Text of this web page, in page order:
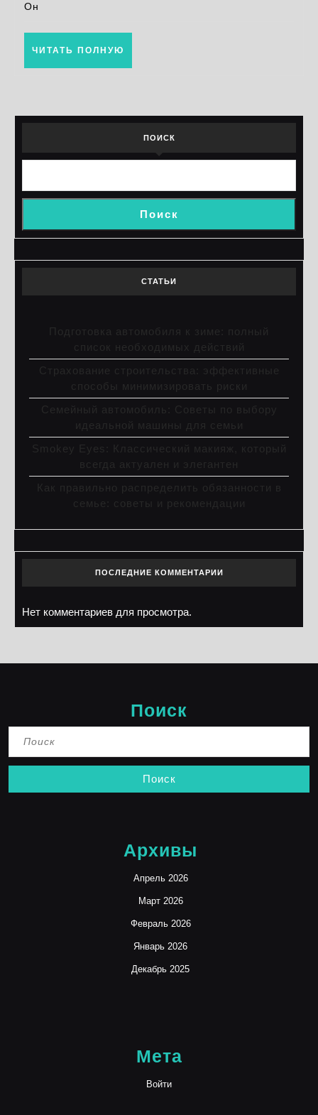
Он
ЧИТАТЬ ПОЛНУЮ
ПОИСК
Поиск
СТАТЬИ
Подготовка автомобиля к зиме: полный
список необходимых действий
Страхование строительства: эффективные
способы минимизировать риски
Семейный автомобиль: Советы по выбору
идеальной машины для семьи
Smokey Eyes: Классический макияж, который
всегда актуален и элегантен
Как правильно распределить обязанности в
семье: советы и рекомендации
ПОСЛЕДНИЕ КОММЕНТАРИИ
Нет комментариев для просмотра.
Поиск
Архивы
Апрель 2026
Март 2026
Февраль 2026
Январь 2026
Декабрь 2025
Мета
Войти